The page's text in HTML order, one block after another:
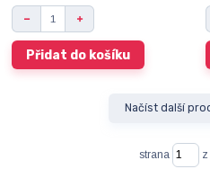
Přidat do košíku
Načíst další
strana z